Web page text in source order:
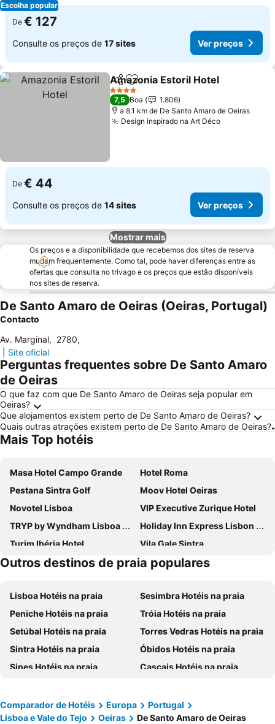
Escolha popular
De € 127
Consulte os preços de 17 sites Ver preços
PartilharAdicionar aos favoritos
Amazonia Estoril Hotel
4 Estrelas
7,5 Boa
1.806
a 8.1 km de De Santo Amaro de Oeiras
Design inspirado na Art DécoVer preços
De € 44
Consulte os preços de 14 sites Ver preços
Mostrar mais
Os preços e a disponibilidade que recebemos dos sites de reserva
mudam frequentemente. Como tal, pode haver diferenças entre as
ofertas que consulta no trivago e os preços que estão disponíveis
nos sites de reserva.
De Santo Amaro de Oeiras (Oeiras, Portugal)
Contacto
Av. Marginal, 2780,
Site oficial
Perguntas frequentes sobre De Santo Amaro
de Oeiras
O que faz com que De Santo Amaro de Oeiras seja popular em
Oeiras?
Que alojamentos existem perto de De Santo Amaro de Oeiras?
Quais outras atrações existem perto de De Santo Amaro de Oeiras?
Mais Top hotéis
Masa Hotel Campo Grande
Hotel Roma
Pestana Sintra Golf
Moov Hotel Oeiras
Novotel Lisboa
VIP Executive Zurique Hotel
TRYP by Wyndham Lisboa Caparica Mar
Holiday Inn Express Lisbon - Alfragide by IHG
Turim Ibéria Hotel
Vila Gale Sintra
VIP Executive Entrecampos Hotel
Selina Secret Garden Lisbon
Holiday Inn Express Lisbon - Oeiras By Ihg
Pestana Cascais
ibis Lisboa Jose Malhoa
ibis Lisboa Sintra
MS Aparthotel
Universo Romantico
Avenida Park
INATEL Oeiras
Hotel Londres Estoril
ibis Lisboa Alfragide
Exe Saldanha
Mercure Lisboa Almada
Hotel Lido
Crowne Plaza Caparica Lisbon By Ihg
Outros destinos de praia populares
Lisboa Hotéis na praia
Sesimbra Hotéis na praia
Peniche Hotéis na praia
Tróia Hotéis na praia
Setúbal Hotéis na praia
Torres Vedras Hotéis na praia
Sintra Hotéis na praia
Óbidos Hotéis na praia
Sines Hotéis na praia
Cascais Hotéis na praia
Caldas da Rainha Hotéis na praia
Costa da Caparica Hotéis na praia
Vila Nova de Santo André Hotéis na praia
Ericeira Hotéis na praia
Comparador de Hotéis Europa
Portugal
Lisboa e Vale do Tejo
Oeiras De Santo Amaro de Oeiras